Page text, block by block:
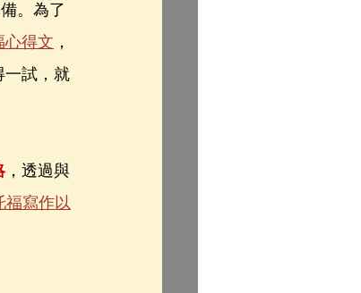
。為了
心得文 ，
一試，就
，透過與
福寫作以